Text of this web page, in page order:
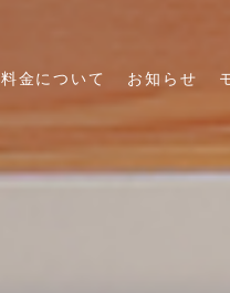
料金について お知らせ